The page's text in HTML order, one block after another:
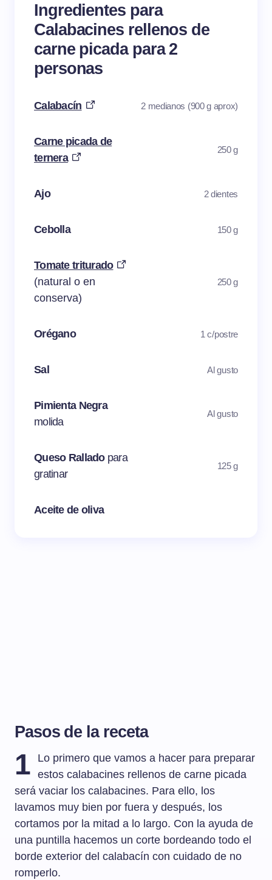
Ingredientes para
Calabacines rellenos de
carne picada para 2
personas
Calabacín 2 medianos (900 g aprox)
Carne picada de
ternera
250 g
Ajo 2 dientes
Cebolla 150 g
Tomate triturado
(natural o en
conserva)
250 g
Orégano 1 c/postre
Sal Al gusto
Pimienta Negra
molida
Al gusto
Queso Rallado para
gratinar
125 g
Aceite de oliva
Pasos de la receta
1
Lo primero que vamos a hacer para preparar
estos calabacines rellenos de carne picada
será vaciar los calabacines. Para ello, los
lavamos muy bien por fuera y después, los
cortamos por la mitad a lo largo. Con la ayuda de
una puntilla hacemos un corte bordeando todo el
borde exterior del calabacín con cuidado de no
romperlo.